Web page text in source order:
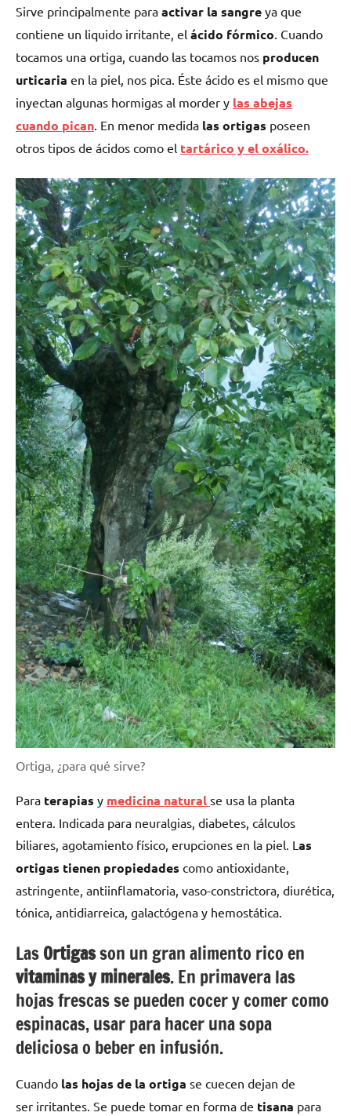
Sirve principalmente para activar la sangre ya que
contiene un liquido irritante, el ácido fórmico. Cuando
tocamos una ortiga, cuando las tocamos nos producen
urticaria en la piel, nos pica. Éste ácido es el mismo que
inyectan algunas hormigas al morder y las abejas
cuando pican. En menor medida las ortigas poseen
otros tipos de ácidos como el tartárico y el oxálico.
Ortiga, ¿para qué sirve?
Para terapias y medicina natural se usa la planta
entera. Indicada para neuralgias, diabetes, cálculos
biliares, agotamiento físico, erupciones en la piel. L as
ortigas tienen propiedades como antioxidante,
astringente, antiinflamatoria, vaso-constrictora, diurética,
tónica, antidiarreica, galactógena y hemostática.
LasOrtigasson un gran alimento rico en
vitaminas y minerales. En primavera las
hojas frescas se pueden cocer y comer como
espinacas, usar para hacer una sopa
deliciosa o beber en infusión.
Cuando las hojas de la ortiga se cuecen dejan de
ser irritantes. Se puede tomar en forma de tisana para